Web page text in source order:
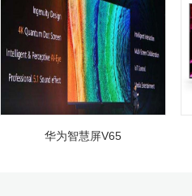
华为智慧屏V65